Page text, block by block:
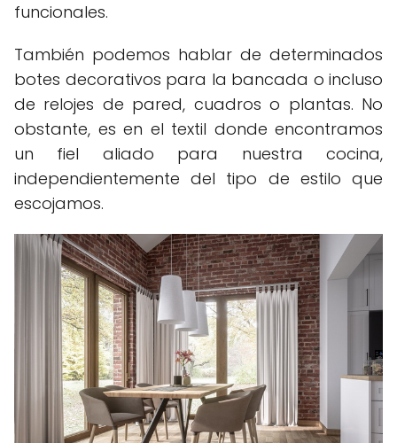
funcionales.
También podemos hablar de determinados
botes decorativos para la bancada o incluso
de relojes de pared, cuadros o plantas. No
obstante, es en el textil donde encontramos
un fiel aliado para nuestra cocina,
independientemente del tipo de estilo que
escojamos.